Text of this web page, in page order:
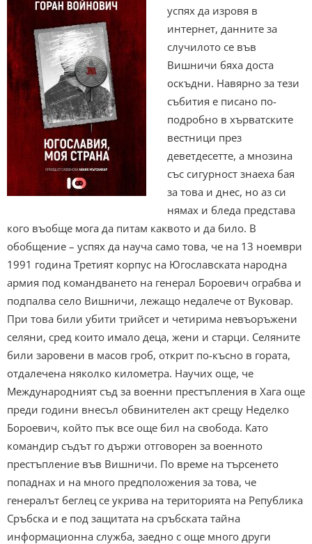
успях да изровя в
интернет, данните за
случилото се във
Вишничи бяха доста
оскъдни. Навярно за тези
събития е писано по-
подробно в хърватските
вестници през
деветдесетте, а мнозина
със сигурност знаеха бая
за това и днес, но аз си
нямах и бледа представа
кого въобще мога да питам каквото и да било. В
обобщение – успях да науча само това, че на 13 ноември
1991 година Третият корпус на Югославската народна
армия под командването на генерал Бороевич ограбва и
подпалва село Вишничи, лежащо недалече от Вуковар.
При това били убити трийсет и четирима невъоръжени
селяни, сред които имало деца, жени и старци. Селяните
били заровени в масов гроб, открит по-късно в гората,
отдалечена няколко километра. Научих още, че
Международният съд за военни престъпления в Хага още
преди години внесъл обвинителен акт срещу Неделко
Бороевич, който пък все още бил на свобода. Като
командир съдът го държи отговорен за военното
престъпление във Вишничи. По време на търсенето
попаднах и на много предположения за това, че
генералът беглец се укрива на територията на Република
Сръбска и е под защитата на сръбската тайна
информационна служба, заедно с още много други